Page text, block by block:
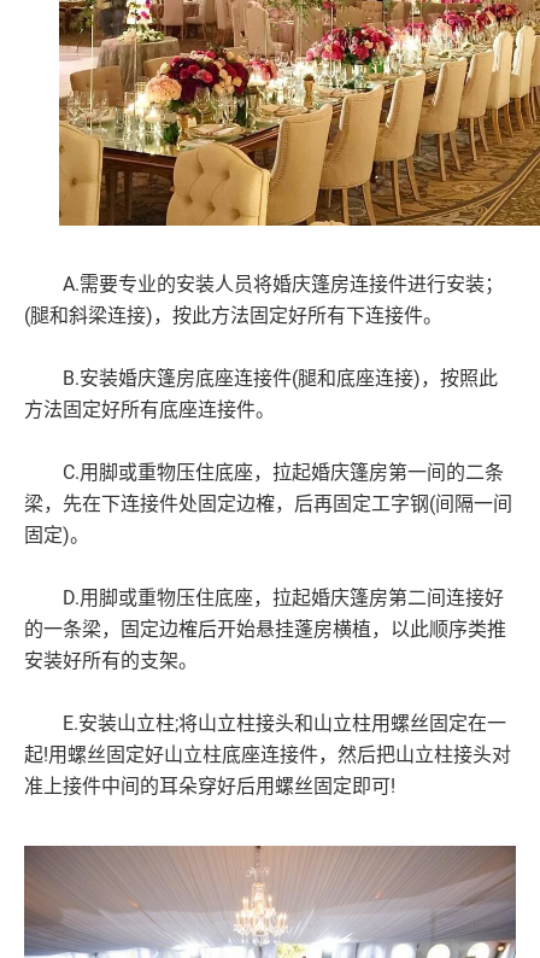
A.需要专业的安装人员将婚庆篷房连接件进行安装；
(腿和斜梁连接)，按此方法固定好所有下连接件。
B.安装婚庆篷房底座连接件(腿和底座连接)，按照此
方法固定好所有底座连接件。
C.用脚或重物压住底座，拉起婚庆篷房第一间的二条
梁，先在下连接件处固定边榷，后再固定工字钢(间隔一间
固定)。
D.用脚或重物压住底座，拉起婚庆篷房第二间连接好
的一条梁，固定边榷后开始悬挂蓬房横植，以此顺序类推
安装好所有的支架。
E.安装山立柱;将山立柱接头和山立柱用螺丝固定在一
起!用螺丝固定好山立柱底座连接件，然后把山立柱接头对
准上接件中间的耳朵穿好后用螺丝固定即可!